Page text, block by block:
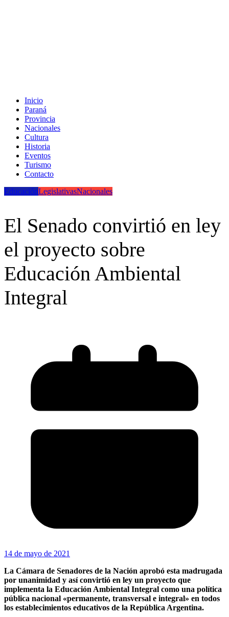
Inicio
Paraná
Provincia
Nacionales
Cultura
Historia
Eventos
Turismo
Contacto
EducaciónLegislativasNacionales
El Senado convirtió en ley
el proyecto sobre
Educación Ambiental
Integral
14 de mayo de 2021
La Cámara de Senadores de la Nación aprobó esta madrugada
por unanimidad y así convirtió en ley un proyecto que
implementa la Educación Ambiental Integral como una política
pública nacional «permanente, transversal e integral» en todos
los establecimientos educativos de la República Argentina.